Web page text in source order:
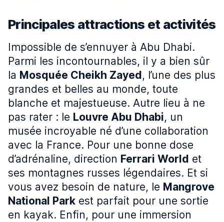
Principales attractions et activités
Impossible de s’ennuyer à Abu Dhabi.
Parmi les incontournables, il y a bien sûr
la Mosquée Cheikh Zayed, l’une des plus
grandes et belles au monde, toute
blanche et majestueuse. Autre lieu à ne
pas rater : le Louvre Abu Dhabi, un
musée incroyable né d’une collaboration
avec la France. Pour une bonne dose
d’adrénaline, direction Ferrari World et
ses montagnes russes légendaires. Et si
vous avez besoin de nature, le Mangrove
National Park est parfait pour une sortie
en kayak. Enfin, pour une immersion